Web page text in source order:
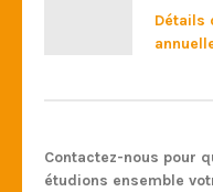
Détails
Contactez-nous pour
étudions ensemble